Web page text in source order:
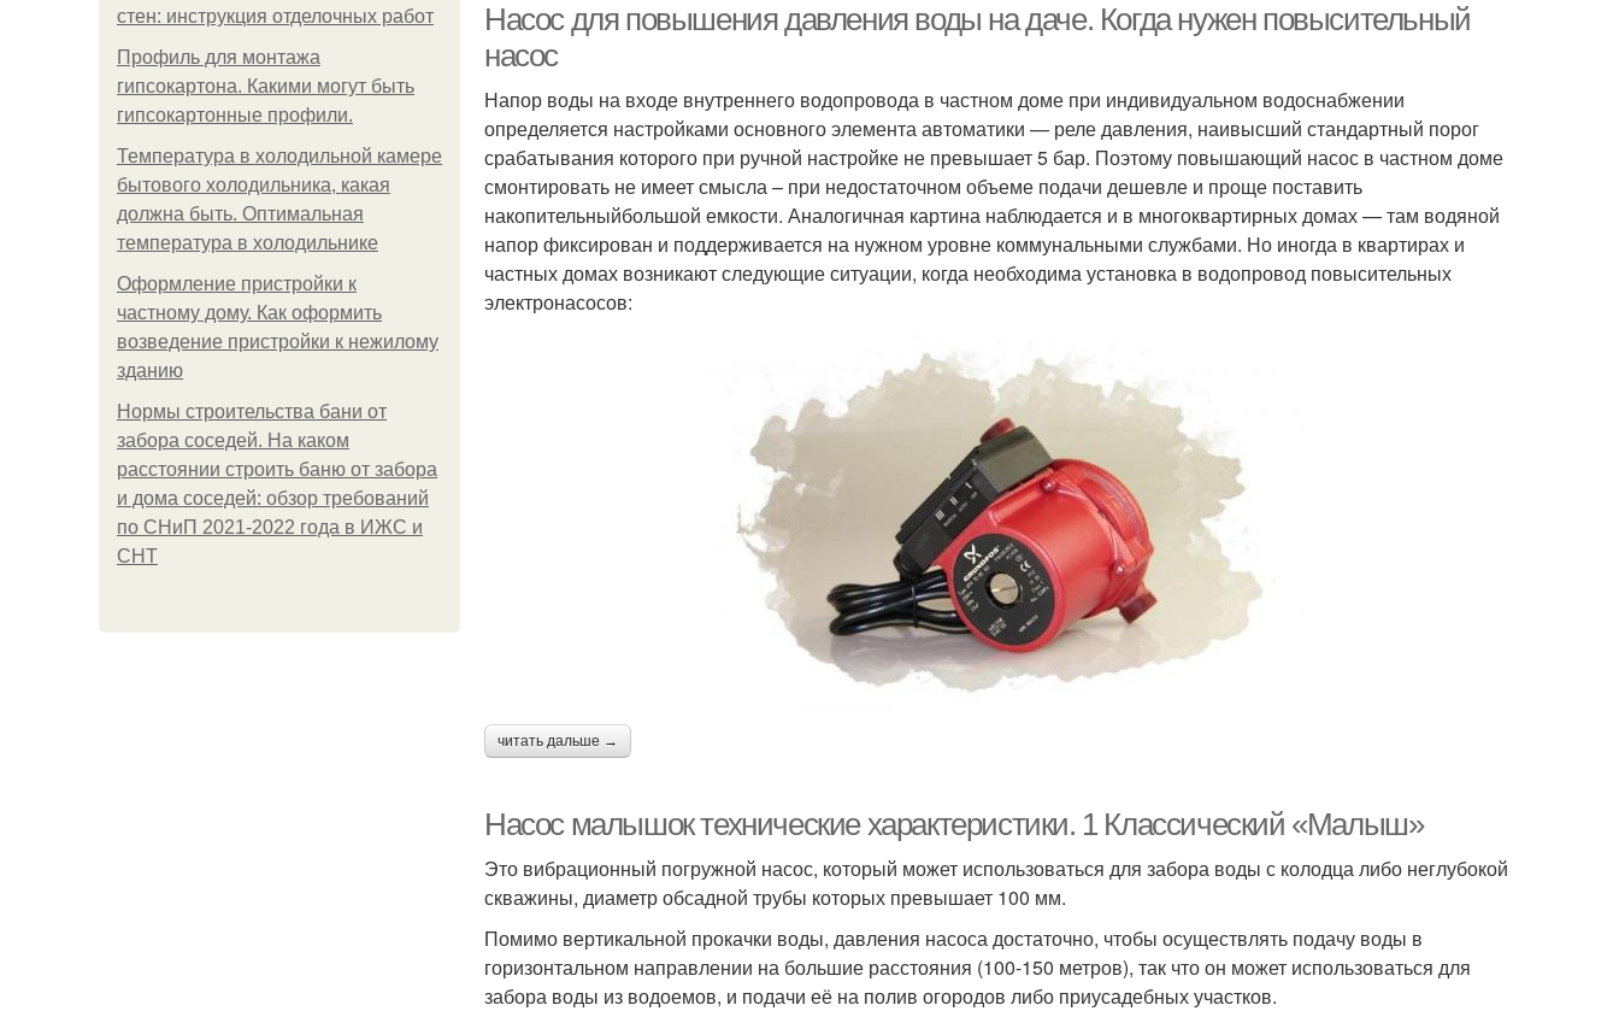
стен: инструкция отделочных работ
Профиль для монтажа
гипсокартона. Какими могут быть
гипсокартонные профили.
Температура в холодильной камере
бытового холодильника, какая
должна быть. Оптимальная
температура в холодильнике
Оформление пристройки к
частному дому. Как оформить
возведение пристройки к нежилому
зданию
Нормы строительства бани от
забора соседей. На каком
расстоянии строить баню от забора
и дома соседей: обзор требований
по СНиП 2021-2022 года в ИЖС и
СНТ
Насос для повышения давления воды на даче. Когда нужен повысительный
насос
Напор воды на входе внутреннего водопровода в частном доме при индивидуальном водоснабжении
определяется настройками основного элемента автоматики — реле давления, наивысший стандартный порог
срабатывания которого при ручной настройке не превышает 5 бар. Поэтому повышающий насос в частном доме
смонтировать не имеет смысла – при недостаточном объеме подачи дешевле и проще поставить
накопительныйбольшой емкости. Аналогичная картина наблюдается и в многоквартирных домах — там водяной
напор фиксирован и поддерживается на нужном уровне коммунальными службами. Но иногда в квартирах и
частных домах возникают следующие ситуации, когда необходима установка в водопровод повысительных
электронасосов:
читать дальше →
Насос малышок технические характеристики. 1 Классический «Малыш»
Это вибрационный погружной насос, который может использоваться для забора воды с колодца либо неглубокой
скважины, диаметр обсадной трубы которых превышает 100 мм.
Помимо вертикальной прокачки воды, давления насоса достаточно, чтобы осуществлять подачу воды в
горизонтальном направлении на большие расстояния (100-150 метров), так что он может использоваться для
забора воды из водоемов, и подачи её на полив огородов либо приусадебных участков.